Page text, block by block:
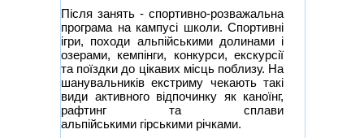
Після занять - спортивно-розважальна
програма на кампусі школи. Спортивні
ігри, походи альпійськими долинами і
озерами, кемпінги, конкурси, екскурсії
та поїздки до цікавих місць поблизу. На
шанувальників екстриму чекають такі
види активного відпочинку як каноїнг,
рафтинг та сплави
альпійськими гірськими річками.